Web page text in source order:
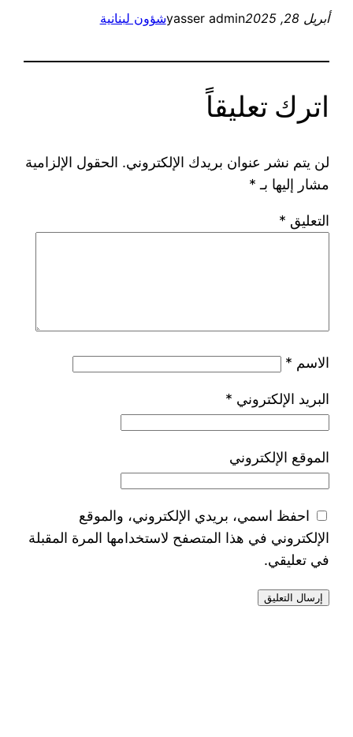
أبريل 28, 2025 yasser adminشؤون لبنانية
اترك تعليقاً
لن يتم نشر عنوان بريدك الإلكتروني. الحقول الإلزامية
مشار إليها بـ *
التعليق *
الاسم *
البريد الإلكتروني *
الموقع الإلكتروني
احفظ اسمي، بريدي الإلكتروني، والموقع
الإلكتروني في هذا المتصفح لاستخدامها المرة المقبلة
في تعليقي.